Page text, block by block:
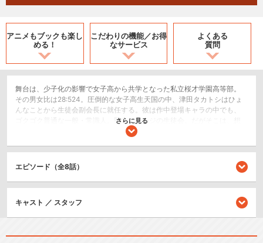
アニメもブックも楽し
める！
こだわりの機能／お得
なサービス
よくある
質問
舞台は、少子化の影響で女子高から共学となった私立桜才学園高等部。
その男女比は28:524。圧倒的な女子高生天国の中、津田タカトシはひょ
んなことから生徒会副会長に就任する。彼は作中登場キャラの中でも、
ゴクゴク普通な一般・常識人。堅いイメージの生徒会。だがそこは、想
像を遥かに絶するメンバーがいた…
恋愛/ラブコメ
コメディ/ギャグ
さらに見る
エピソード（全8話）
キャスト ／ スタッフ